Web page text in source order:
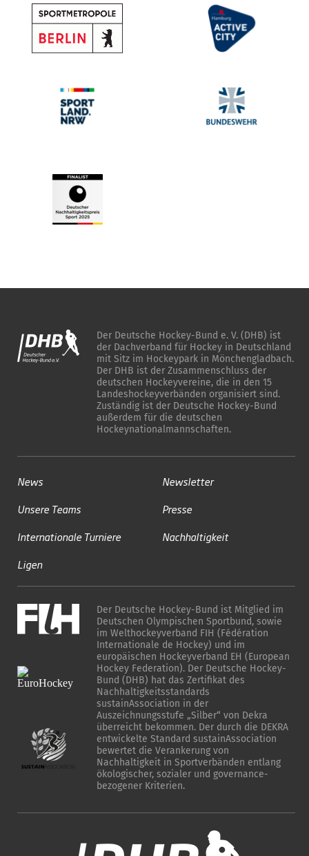
Der Deutsche Hockey-Bund e. V. (DHB) ist
der Dachverband für Hockey in Deutschland
mit Sitz im Hockeypark in Mönchengladbach.
Der DHB ist der Zusammenschluss der
deutschen Hockeyvereine, die in den 15
Landeshockeyverbänden organisiert sind.
Zuständig ist der Deutsche Hockey-Bund
außerdem für die deutschen
Hockeynationalmannschaften.
News
Unsere Teams
Internationale Turniere
Ligen
Newsletter
Presse
Nachhaltigkeit
Der Deutsche Hockey-Bund ist Mitglied im
Deutschen Olympischen Sportbund, sowie
im Welthockeyverband FIH (Fédération
Internationale de Hockey) und im
europäischen Hockeyverband EH (European
Hockey Federation). Der Deutsche Hockey-
Bund (DHB) hat das Zertifikat des
Nachhaltigkeitsstandards
sustainAssociation in der
Auszeichnungsstufe „Silber“ von Dekra
überreicht bekommen. Der durch die DEKRA
entwickelte Standard sustainAssociation
bewertet die Verankerung von
Nachhaltigkeit in Sportverbänden entlang
ökologischer, sozialer und governance-
bezogener Kriterien.